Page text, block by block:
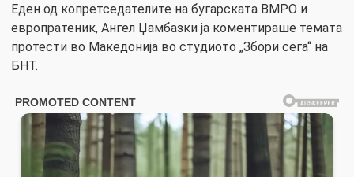
Еден од копретседателите на бугарската ВМРО и
европратеник, Ангел Џамбазки ја коментираше темата
протести во Македонија во студиото „Збори сега“ на
БНТ.